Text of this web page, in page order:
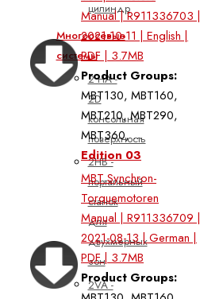
цилиндр
Многоосевые
системы
2 HA -
2D
консольная
поверхность
2HB -
портальный
станок
для
двухмерных
зон
2VA -
Manual | R911336703 |
2021-10-11 | English |
PDF | 3.7MB
Product Groups:
MBT130, MBT160,
MBT210, MBT290,
MBT360, ...
Edition 03
MBT Synchron-
Torquemotoren
Manual | R911336709 |
2021-08-13 | German |
PDF | 3.7MB
Product Groups: